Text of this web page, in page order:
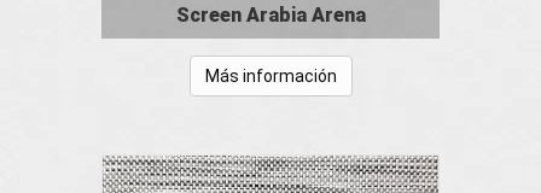
Screen Arabia Arena
Más información